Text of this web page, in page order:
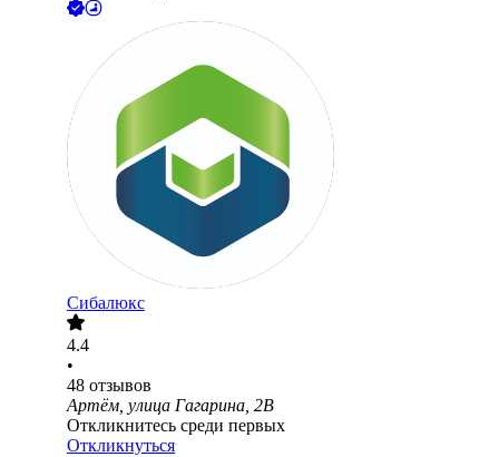
Сибалюкс
4.4
•
48 отзывов
Артём, улица Гагарина, 2В
Откликнитесь среди первых
Откликнуться